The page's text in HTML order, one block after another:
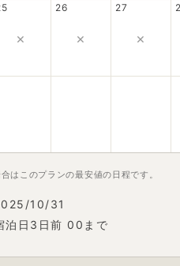
×
26
×
27
×
はこのプランの最安値の日程です。
10/31
泊日3日前 00まで